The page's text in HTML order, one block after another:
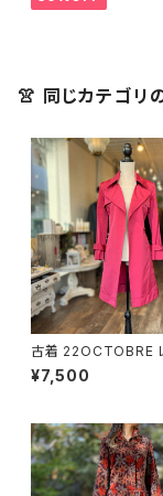
👚 同じカテゴリ
古着 22OCTOBRE
ンチコート
¥7,500